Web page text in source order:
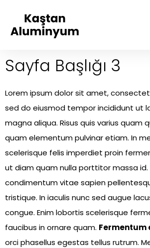
Sayfa Başlığı 3
Lorem ipsum dolor sit amet,
sed do eiusmod tempor incididunt ut
magna aliqua. Risus quis varius quam
quam elementum pulvinar etiam. In
scelerisque felis imperdiet proin
ut diam quam nulla porttitor massa
condimentum vitae sapien
tristique. In iaculis nunc sed augue
congue. Enim lobortis scelerisque
faucibus in ornare quam. Fermentum
orci phasellus egestas tellus rutrum.